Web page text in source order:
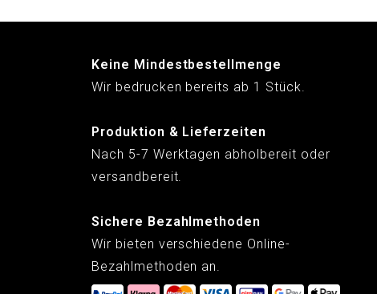
Keine Mindestbestellmenge
Wir bedrucken bereits ab 1 Stück.
Produktion & Lieferzeiten
Nach 5-7 Werktagen abholbereit oder
versandbereit.
Sichere Bezahlmethoden
Wir bieten verschiedene Online-
Bezahlmethoden an.